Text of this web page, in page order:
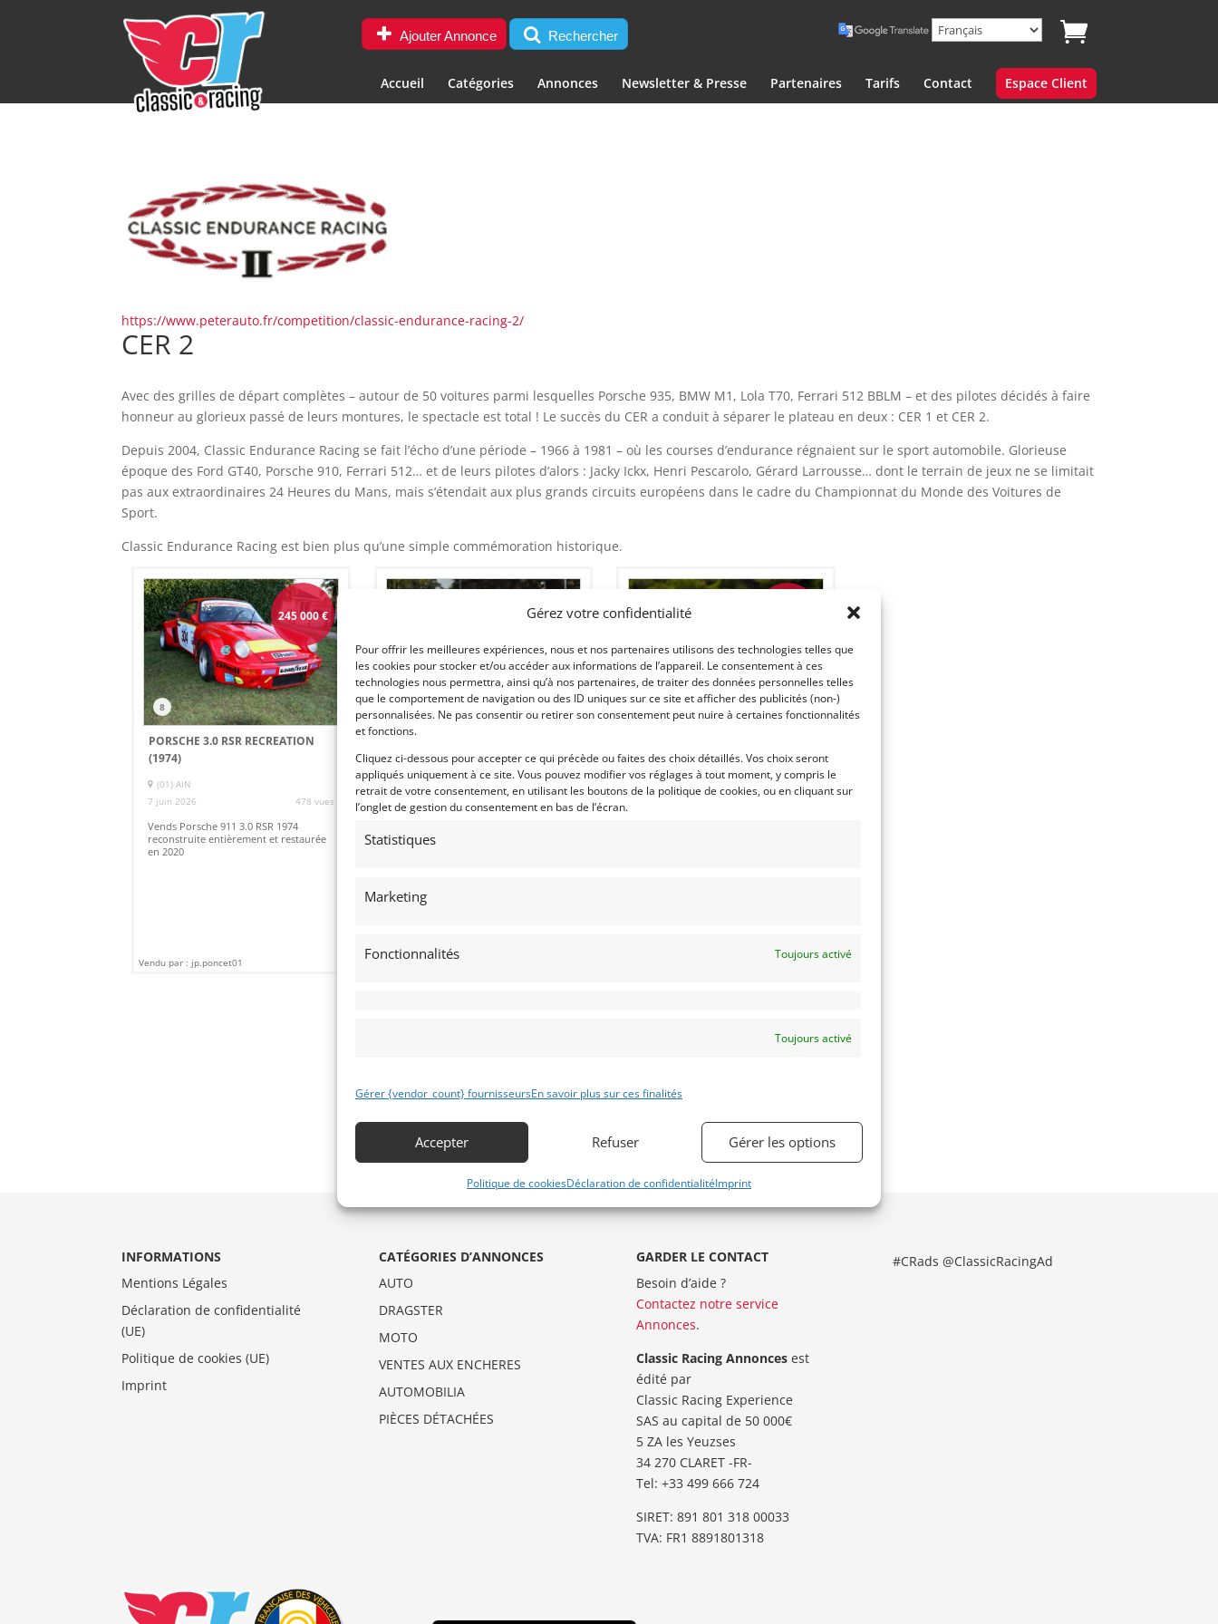
Gérez votre confidentialité
Pour offrir les meilleures expériences, nous et nos partenaires utilisons des technologies telles que
les cookies pour stocker et/ou accéder aux informations de l’appareil. Le consentement à ces
technologies nous permettra, ainsi qu’à nos partenaires, de traiter des données personnelles telles
que le comportement de navigation ou des ID uniques sur ce site et afficher des publicités (non-)
personnalisées. Ne pas consentir ou retirer son consentement peut nuire à certaines fonctionnalités
et fonctions.
Cliquez ci-dessous pour accepter ce qui précède ou faites des choix détaillés. Vos choix seront
appliqués uniquement à ce site. Vous pouvez modifier vos réglages à tout moment, y compris le
retrait de votre consentement, en utilisant les boutons de la politique de cookies, ou en cliquant sur
l’onglet de gestion du consentement en bas de l’écran.
Statistiques
Marketing
Fonctionnalités Toujours activé
Toujours activé
Gérer {vendor_count} fournisseursEn savoir plus sur ces finalités
Accepter Refuser Gérer les options
Politique de cookiesDéclaration de confidentialitéImprint
Ajouter Annonce Rechercher
Accueil Catégories Annonces Newsletter & Presse Partenaires Tarifs Contact Espace Client
https://www.peterauto.fr/competition/classic-endurance-racing-2/
CER 2
Avec des grilles de départ complètes – autour de 50 voitures parmi lesquelles Porsche 935, BMW M1, Lola T70, Ferrari 512 BBLM – et des pilotes décidés à faire
honneur au glorieux passé de leurs montures, le spectacle est total ! Le succès du CER a conduit à séparer le plateau en deux : CER 1 et CER 2.
Depuis 2004, Classic Endurance Racing se fait l’écho d’une période – 1966 à 1981 – où les courses d’endurance régnaient sur le sport automobile. Glorieuse
époque des Ford GT40, Porsche 910, Ferrari 512… et de leurs pilotes d’alors : Jacky Ickx, Henri Pescarolo, Gérard Larrousse… dont le terrain de jeux ne se limitait
pas aux extraordinaires 24 Heures du Mans, mais s’étendait aux plus grands circuits européens dans le cadre du Championnat du Monde des Voitures de
Sport.
Classic Endurance Racing est bien plus qu’une simple commémoration historique.
245 000€
8
PORSCHE 3.0 RSR RECREATION
(1974)
(01) AIN
7 juin 2026
478 vues
Vends Porsche 911 3.0 RSR 1974
reconstruite entièrement et restaurée
en 2020
Vendu par : jp.poncet01
20
14 juin 2026 401 vues
Vends Chevron B36 châssis CH-76-02
réalisations de Bennet. Nouveau
moteur BDG, nouvelle homologation
Vendu par : Mike VAN THIEL
70
CLARET (FRANCE)
19 juillet 2026
684 vues
INFORMATIONS
Mentions Légales
Déclaration de confidentialité
(UE)
Politique de cookies (UE)
Imprint
CATÉGORIES D’ANNONCES
AUTO
DRAGSTER
MOTO
VENTES AUX ENCHERES
AUTOMOBILIA
PIÈCES DÉTACHÉES
GARDER LE CONTACT
Besoin d’aide ?
Contactez notre service
Annonces.
Classic Racing Annoncesest
édité par
Classic Racing Experience
SAS au capital de 50 000€
5 ZA les Yeuzses
34 270 CLARET -FR-
Tel: ‭+33 499 666 724‬
SIRET: 891 801 318 00033
TVA: FR1 8891801318
#CRads @ClassicRacingAd